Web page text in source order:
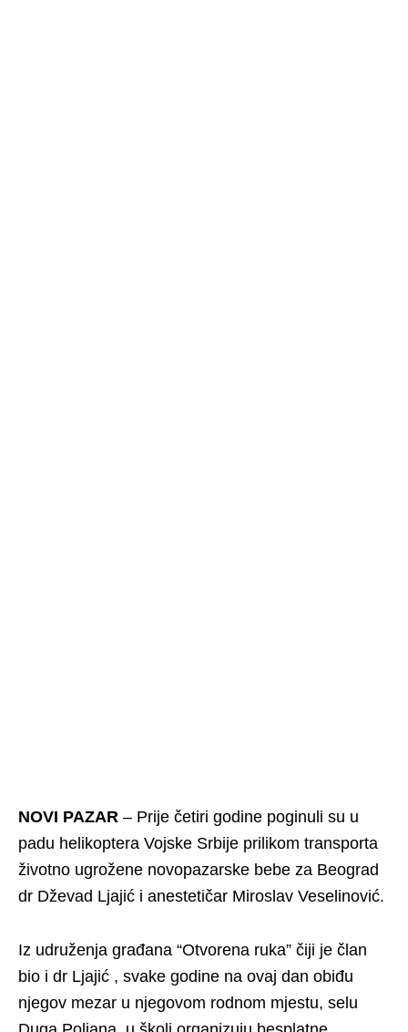
NOVI PAZAR – Prije četiri godine poginuli su u
padu helikoptera Vojske Srbije prilikom transporta
životno ugrožene novopazarske bebe za Beograd
dr Dževad Ljajić i anestetičar Miroslav Veselinović.
Iz udruženja građana “Otvorena ruka” čiji je član
bio i dr Ljajić , svake godine na ovaj dan obiđu
njegov mezar u njegovom rodnom mjestu, selu